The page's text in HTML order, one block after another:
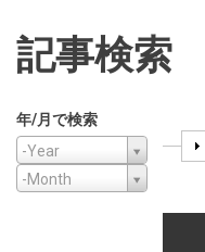
記事検索
年/月で検索
年/月で検索
Year
-Year
Year
Month
-Month
Month